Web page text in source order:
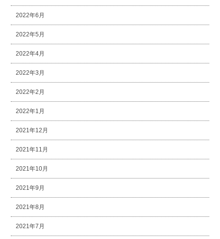
2022年6月
2022年5月
2022年4月
2022年3月
2022年2月
2022年1月
2021年12月
2021年11月
2021年10月
2021年9月
2021年8月
2021年7月